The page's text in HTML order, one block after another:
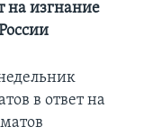
на изгнание
в ответ на